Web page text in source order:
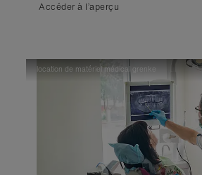
Accéder à l’aperçu
location de matériel médical grenke